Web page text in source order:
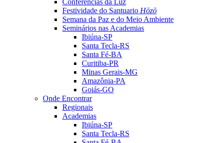
Conferências da Luz
Festividade do Santuario Hōzō
Semana da Paz e do Meio Ambiente
Seminários nas Academias
Ibiúna-SP
Santa Tecla-RS
Santa Fé-BA
Curitiba-PR
Minas Gerais-MG
Amazônia-PA
Goiás-GO
Onde Encontrar
Regionais
Academias
Ibiúna-SP
Santa Tecla-RS